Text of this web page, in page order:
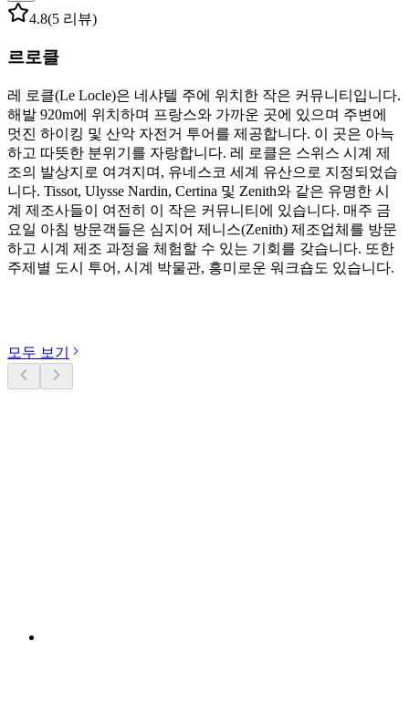
4.8(5 리뷰)
르로클
레 로클(Le Locle)은 네샤텔 주에 위치한 작은 커뮤니티입니다.
해발 920m에 위치하며 프랑스와 가까운 곳에 있으며 주변에
멋진 하이킹 및 산악 자전거 투어를 제공합니다. 이 곳은 아늑
하고 따뜻한 분위기를 자랑합니다. 레 로클은 스위스 시계 제
조의 발상지로 여겨지며, 유네스코 세계 유산으로 지정되었습
니다. Tissot, Ulysse Nardin, Certina 및 Zenith와 같은 유명한 시
계 제조사들이 여전히 이 작은 커뮤니티에 있습니다. 매주 금
요일 아침 방문객들은 심지어 제니스(Zenith) 제조업체를 방문
하고 시계 제조 과정을 체험할 수 있는 기회를 갖습니다. 또한
주제별 도시 투어, 시계 박물관, 흥미로운 워크숍도 있습니다.
모두 보기